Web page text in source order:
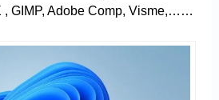
, GIMP, Adobe Comp, Visme,……